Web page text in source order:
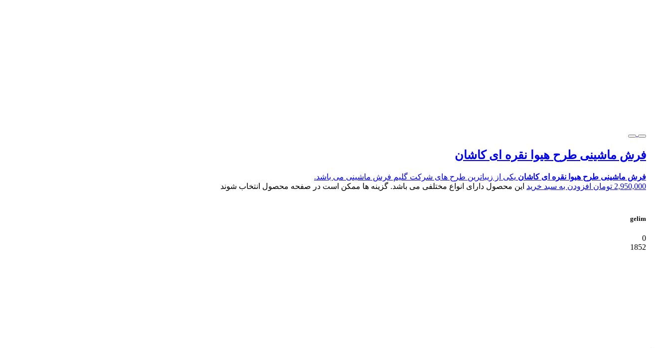
فرش ماشینی طرح هیوا نقره ای کاشان
فرش ماشینی طرح هیوا نقره ای کاشان یکی از زیباترین طرح های شرکت گلیم فرش ماشینی می باشد.
2,950,000 تومان افزودن به سبد خرید این محصول دارای انواع مختلفی می باشد. گزینه ها ممکن است در صفحه محصول انتخاب شوند
gelim
0
1852